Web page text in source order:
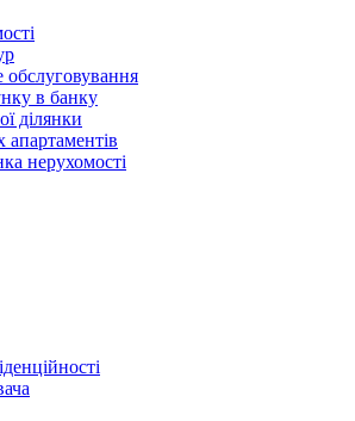
в банку
ділянки
апартаментів
нерухомості